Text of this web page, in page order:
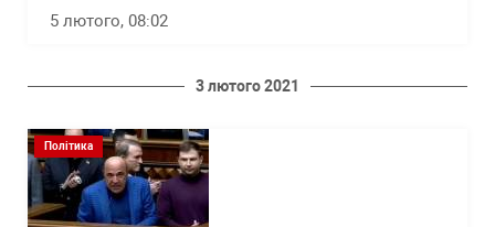
5 лютого, 08:02
3 лютого 2021
Політика